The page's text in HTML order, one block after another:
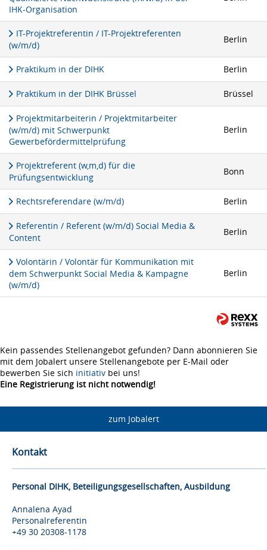
IHK-Organisation
IT-Projektreferentin / IT-Projektreferenten
(w/m/d)
Berlin
Praktikum in der DIHK Berlin
Praktikum in der DIHK Brüssel Brüssel
Projektmitarbeiterin / Projektmitarbeiter
(w/m/d) mit Schwerpunkt
Gewerbefördermittelprüfung
Berlin
Projektreferent (w,m,d) für die
Prüfungsentwicklung
Bonn
Rechtsreferendare (w/m/d) Berlin
Referentin / Referent (w/m/d) Social Media &
Content
Berlin
Volontärin / Volontär für Kommunikation mit
dem Schwerpunkt Social Media & Kampagne
(w/m/d)
Berlin
Kein passendes Stellenangebot gefunden? Dann abonnieren Sie
mit dem Jobalert unsere Stellenangebote per E-Mail oder
bewerben Sie sich initiativ bei uns!
Eine Registrierung ist nicht notwendig!
zum Jobalert
Kontakt
Personal DIHK, Beteiligungsgesellschaften, Ausbildung
Annalena Ayad
Personalreferentin
+49 30 20308-1178